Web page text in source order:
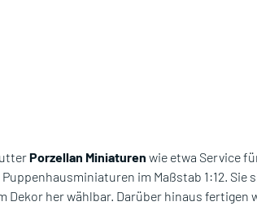
Porzellan Miniaturen wie etwa Service
Puppenhausminiaturen im Maßstab 1:12.
Dekor her wählbar. Darüber hinaus